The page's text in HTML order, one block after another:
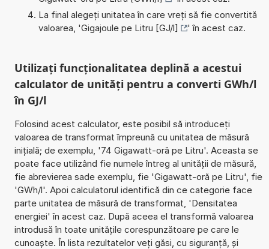
La final alegeți unitatea în care vreți să fie convertită
valoarea, 'Gigajoule pe Litru [GJ/l] ' în acest caz.
Utilizați funcționalitatea deplină a acestui
calculator de unități pentru a converti GWh/l
în GJ/l
Folosind acest calculator, este posibil să introduceți
valoarea de transformat împreună cu unitatea de măsură
inițială; de exemplu, '74 Gigawatt-oră pe Litru'. Aceasta se
poate face utilizând fie numele întreg al unității de măsură,
fie abrevierea sade exemplu, fie 'Gigawatt-oră pe Litru', fie
'GWh/l'. Apoi calculatorul identifică din ce categorie face
parte unitatea de măsură de transformat, 'Densitatea
energiei' în acest caz. După aceea el transformă valoarea
introdusă în toate unitățile corespunzătoare pe care le
cunoaște. În lista rezultatelor veți găsi, cu siguranță, și